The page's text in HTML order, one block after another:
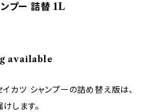
プー 詰替 1L
available
カツ シャンプーの詰め替え版は、
します。